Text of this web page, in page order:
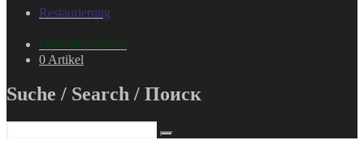
Restaurierung
ONLINE-SHOP
0 Artikel
Suche / Search / Поиск